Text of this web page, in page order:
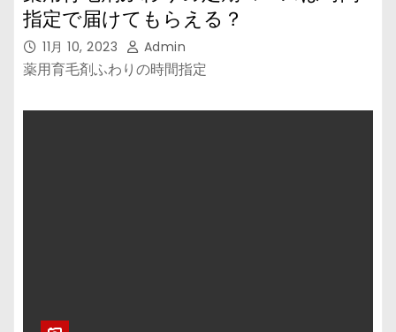
指定で届けてもらえる？
11月 10, 2023 Admin
薬用育毛剤ふわりの時間指定